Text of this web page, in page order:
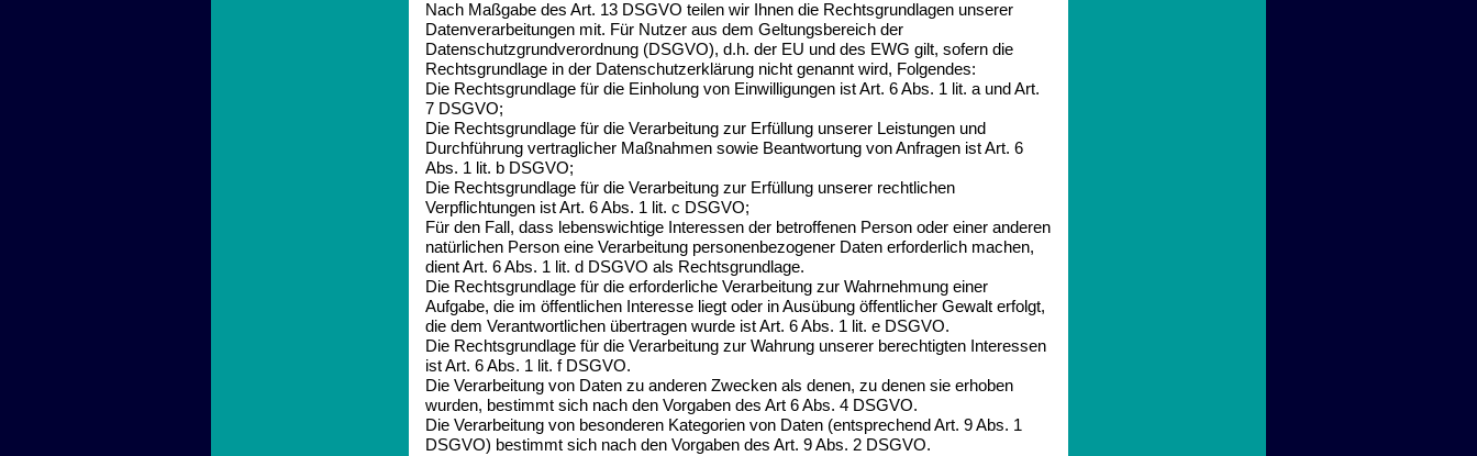
Nach Maßgabe des Art. 13 DSGVO teilen wir Ihnen die Rechtsgrundlagen unserer
Datenverarbeitungen mit. Für Nutzer aus dem Geltungsbereich der
Datenschutzgrundverordnung (DSGVO), d.h. der EU und des EWG gilt, sofern die
Rechtsgrundlage in der Datenschutzerklärung nicht genannt wird, Folgendes:
Die Rechtsgrundlage für die Einholung von Einwilligungen ist Art. 6 Abs. 1 lit. a und Art.
7 DSGVO;
Die Rechtsgrundlage für die Verarbeitung zur Erfüllung unserer Leistungen und
Durchführung vertraglicher Maßnahmen sowie Beantwortung von Anfragen ist Art. 6
Abs. 1 lit. b DSGVO;
Die Rechtsgrundlage für die Verarbeitung zur Erfüllung unserer rechtlichen
Verpflichtungen ist Art. 6 Abs. 1 lit. c DSGVO;
Für den Fall, dass lebenswichtige Interessen der betroffenen Person oder einer anderen
natürlichen Person eine Verarbeitung personenbezogener Daten erforderlich machen,
dient Art. 6 Abs. 1 lit. d DSGVO als Rechtsgrundlage.
Die Rechtsgrundlage für die erforderliche Verarbeitung zur Wahrnehmung einer
Aufgabe, die im öffentlichen Interesse liegt oder in Ausübung öffentlicher Gewalt erfolgt,
die dem Verantwortlichen übertragen wurde ist Art. 6 Abs. 1 lit. e DSGVO.
Die Rechtsgrundlage für die Verarbeitung zur Wahrung unserer berechtigten Interessen
ist Art. 6 Abs. 1 lit. f DSGVO.
Die Verarbeitung von Daten zu anderen Zwecken als denen, zu denen sie erhoben
wurden, bestimmt sich nach den Vorgaben des Art 6 Abs. 4 DSGVO.
Die Verarbeitung von besonderen Kategorien von Daten (entsprechend Art. 9 Abs. 1
DSGVO) bestimmt sich nach den Vorgaben des Art. 9 Abs. 2 DSGVO.